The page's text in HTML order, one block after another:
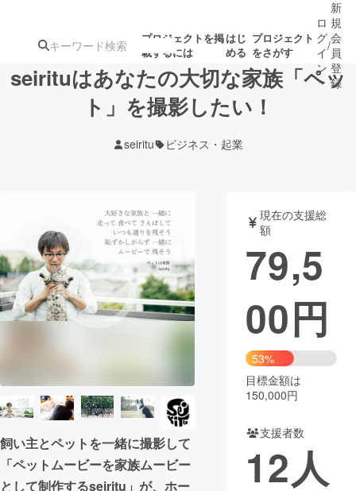
プロジェクトを掲
載するには
はじ
める
プロジェクト
をさがす
ジェクト
募集終了が近いプ
ロジェクト
アート・写真 音楽
テクノロジー・ガジェット ゲーム・
映像・映画 書籍・雑誌
チャレンジ
まちづくり・地域活性化
CAMPFIRE for Social Good
CAMPFIRE Creation
CAMPFIREふるさと納税
コミュニティ
ロ
グ
イ
ン
/
新
規
会
員
登
録
seirituはあなたの大切な家族「ペッ
ト」を撮影したい！
seiritu ビジネス・起業
飼い主とペットを一緒に撮影して
「ペットムービーを家族ムービー
として制作するseiritu」が、ホー
現在の支援総
額
79,5
00円
53%
目標金額は
150,000円
支援者数
12人